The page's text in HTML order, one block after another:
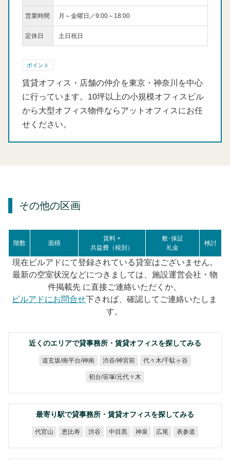
営業時間 月～金曜日／9:00～18:00
定休日 土日祝日
ポイント
賃貸オフィス・店舗の仲介を東京・神奈川を中心
に行っています。10坪以上の小規模オフィスビル
から大型オフィス物件ならアットオフィスにお任
せください。
その他の区画
階数 面積
賃料 +
共益費（税別）
敷･保証
礼金
検討
現在ビルアドにて登録されている貸室はございません。
最新の空室状況などにつきましては、施設運営会社・物
件掲載先 に直接ご連絡いただくか、
ビルアドにお問合せ下されば、確認してご連絡いたしま
す。
近くのエリアで貸事務所・賃貸オフィスを探してみる
道玄坂/南平台/神南 渋谷/神宮前 代々木/千駄ヶ谷
初台/笹塚/元代々木
最寄り駅で貸事務所・賃貸オフィスを探してみる
代官山 恵比寿 渋谷 中目黒 神泉 広尾 表参道